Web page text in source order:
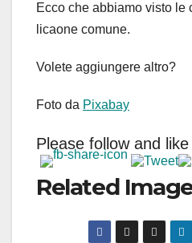
Ecco che abbiamo visto le
licaone comune.
Volete aggiungere altro?
Foto da Pixabay
Please follow and like
Related